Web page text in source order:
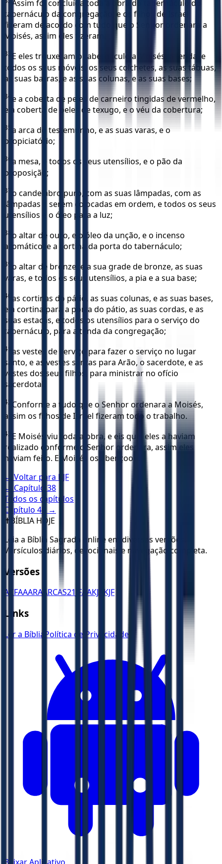
Assim foi concluída toda a obra do tabernáculo do
tabernáculo da congregação; e os filhos de Israel
fizeram de acordo com tudo que o Senhor ordenara a
Moisés, assim eles fizeram.
33 E eles trouxeram o tabernáculo a Moisés, a tenda, e
todos os seus móveis, os seus colchetes, as suas tábuas,
as suas barras, e as suas colunas, e as suas bases;
34 e a coberta de peles de carneiro tingidas de vermelho,
e a coberta de peles de texugo, e o véu da cobertura;
35 a arca do testemunho, e as suas varas, e o
propiciatório;
36 a mesa, e todos os seus utensílios, e o pão da
proposição;
37 o candelabro puro, com as suas lâmpadas, com as
lâmpadas a serem colocadas em ordem, e todos os seus
utensílios e o óleo para a luz;
38 o altar de ouro, e o óleo da unção, e o incenso
aromático, e a cortina da porta do tabernáculo;
39 o altar de bronze, e a sua grade de bronze, as suas
varas, e todos os seus utensílios, a pia e a sua base;
40 as cortinas do pátio, as suas colunas, e as suas bases,
e a cortina para a porta do pátio, as suas cordas, e as
suas estacas, e todos os utensílios para o serviço do
tabernáculo, para a tenda da congregação;
41 as vestes de serviço para fazer o serviço no lugar
santo, e as vestes santas para Arão, o sacerdote, e as
vestes dos seus filhos, para ministrar no ofício
sacerdotal.
42 Conforme a tudo que o Senhor ordenara a Moisés,
assim os filhos de Israel fizeram todo o trabalho.
43 E Moisés viu toda a obra, e eis que, eles a haviam
realizado conforme o Senhor ordenara, assim eles
haviam feito. E Moisés os abençoou.
← Voltar para KJF
← Capítulo 38
Todos os capítulos
Capítulo 40
→
✝️ BÍBLIA HOJE
Leia a Bíblia Sagrada online em diversas versões.
Versículos diários, devocionais e navegação completa.
Versões
ACFAAARA ARCAS21 JFAAKJA KJF
Links
Ler a Bíblia Política de Privacidade